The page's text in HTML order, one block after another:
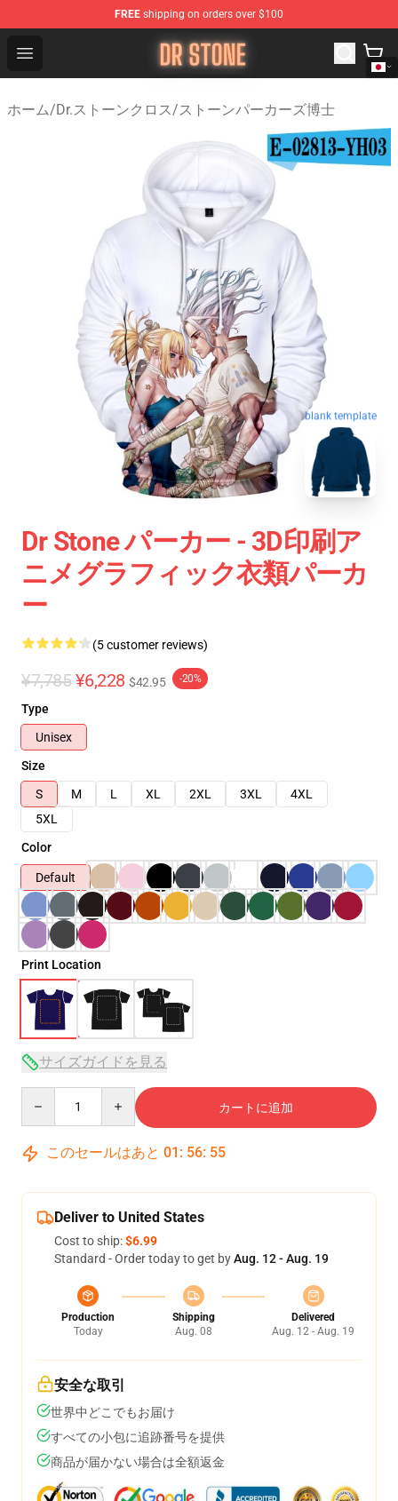
FREE shipping on orders over $100
Open menu
Dr Stone Store - Official Dr Stone Merchandise Shop
ホーム/Dr.ストーンクロス/ストーンパーカーズ博士
blank template
Dr Stone パーカー - 3D印刷ア
ニメグラフィック衣類パーカ
ー
(5 customer reviews)
¥7,785 ¥6,228 $42.95 -20%
Type
Unisex
Size
S
M L XL 2XL 3XL
4XL
5XL
Color
Default
Print Location
サイズガイドを見る
カートに追加
このセールはあと 01 : 56: 54
Deliver to United States
Cost to ship:$6.99
Standard - Order today to get byAug. 12 - Aug. 19
Production
Today
Shipping
Aug. 08
Delivered
Aug. 12 - Aug. 19
安全な取引
世界中どこでもお届け
すべての小包に追跡番号を提供
商品が届かない場合は全額返金